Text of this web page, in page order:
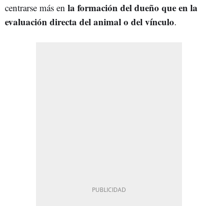
centrarse más en la formación del dueño que en la
evaluación directa del animal o del vínculo.